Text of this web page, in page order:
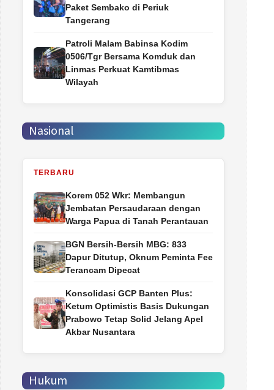
Paket Sembako di Periuk
Tangerang
Patroli Malam Babinsa Kodim
0506/Tgr Bersama Komduk dan
Linmas Perkuat Kamtibmas
Wilayah
Nasional
TERBARU
Korem 052 Wkr: Membangun
Jembatan Persaudaraan dengan
Warga Papua di Tanah Perantauan
BGN Bersih-Bersih MBG: 833
Dapur Ditutup, Oknum Peminta Fee
Terancam Dipecat
Konsolidasi GCP Banten Plus:
Ketum Optimistis Basis Dukungan
Prabowo Tetap Solid Jelang Apel
Akbar Nusantara
Hukum